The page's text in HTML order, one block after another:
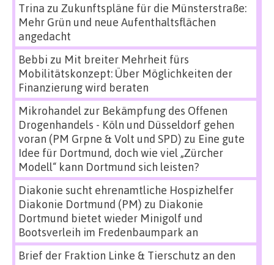
Trina zu Zukunftspläne für die Münsterstraße:
Mehr Grün und neue Aufenthaltsflächen
angedacht
Bebbi zu Mit breiter Mehrheit fürs
Mobilitätskonzept: Über Möglichkeiten der
Finanzierung wird beraten
Mikrohandel zur Bekämpfung des Offenen
Drogenhandels - Köln und Düsseldorf gehen
voran (PM Grpne & Volt und SPD) zu Eine gute
Idee für Dortmund, doch wie viel „Zürcher
Modell“ kann Dortmund sich leisten?
Diakonie sucht ehrenamtliche Hospizhelfer
Diakonie Dortmund (PM) zu Diakonie
Dortmund bietet wieder Minigolf und
Bootsverleih im Fredenbaumpark an
Brief der Fraktion Linke & Tierschutz an den